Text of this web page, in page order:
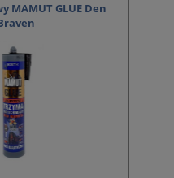
MAMUT GLUE Den